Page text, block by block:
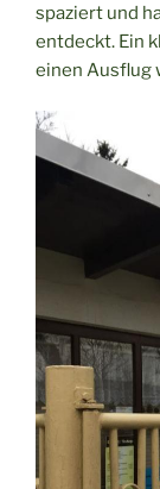
Arena
in
Klingenthal“
spaziert und
entdeckt. Ein
einen Ausflug